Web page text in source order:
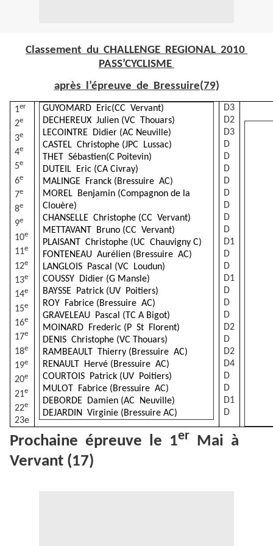
Classement du CHALLENGE REGIONAL 2010
PASS’CYCLISME
après l’épreuve de Bressuire(79)
1er
2e
3e
4e
5e
6e
7e
8e
9e
10e
11e
12e
13e
14e
15e
16e
17e
18e
19e
20e
21e
22e
23e
GUYOMARD Eric(CC Vervant)
DECHEREUX Julien (VC
Thouars)
LECOINTRE
Didier (AC Neuville)
CASTEL Christophe (JPC
Lussac)
THET Sébastien(C Poitevin)
DUTEIL
Eric (CA Civray)
MALINGE
Franck (Bressuire AC)
MOREL
Benjamin (Compagnon de la
Clouère)
CHANSELLE Christophe (CC Vervant)
METTAVANT
Bruno (CC Vervant)
PLAISANT Christophe (UC Chauvigny C)
FONTENEAU Aurélien (Bressuire AC)
LANGLOIS
Pascal (VC
Loudun)
COUSSY
Didier (G Mansle)
BAYSSE
Patrick (UV
Poitiers)
ROY
Fabrice (Bressuire AC)
GRAVELEAU
Pascal (TC A Bigot)
MOINARD
Frederic (P St
Florent)
DENIS Christophe (VC Thouars)
RAMBEAULT
Thierry (Bressuire AC)
RENAULT
Hervé (Bressuire AC)
COURTOIS
Patrick (UV
Poitiers)
MULOT
Fabrice (Bressuire AC)
DEBORDE
Damien (AC
Neuville)
DEJARDIN
Virginie (Bressuire AC)
D3
D2
D3
D
D
D
D
D
D
D
D
D1
D
D
D1
D
D
D
D2
D
D2
D4
D
D
D1
D
Prochaine épreuve le 1er Mai à
Vervant (17)